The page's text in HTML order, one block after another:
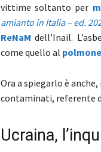
vittime soltanto per
amianto in Italia – ed.
ReNaM dell’Inail.
come quello al polmone
Ora a spiegarlo è
contaminati, referente
Ucraina,